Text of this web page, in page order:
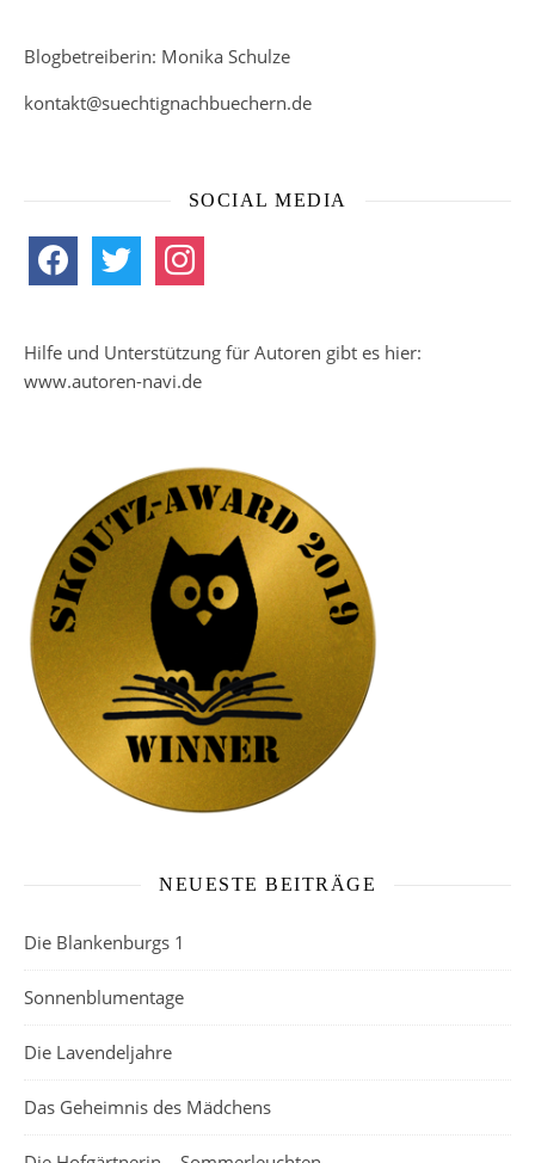
Blogbetreiberin: Monika Schulze
kontakt@suechtignachbuechern.de
SOCIAL MEDIA
facebook twitter instagram
Hilfe und Unterstützung für Autoren gibt es hier:
www.autoren-navi.de
NEUESTE BEITRÄGE
Die Blankenburgs 1
Sonnenblumentage
Die Lavendeljahre
Das Geheimnis des Mädchens